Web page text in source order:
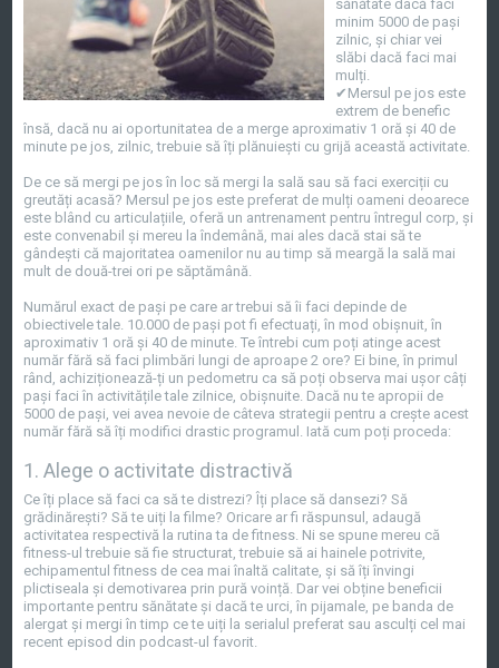
sănătate dacă faci
minim 5000 de pași
zilnic, și chiar vei
slăbi dacă faci mai
mulți.
✔Mersul pe jos este
extrem de benefic
însă, dacă nu ai oportunitatea de a merge aproximativ 1 oră și 40 de
minute pe jos, zilnic, trebuie să îți plănuiești cu grijă această activitate.
De ce să mergi pe jos în loc să mergi la sală sau să faci exerciții cu
greutăți acasă? Mersul pe jos este preferat de mulți oameni deoarece
este blând cu articulațiile, oferă un antrenament pentru întregul corp, și
este convenabil și mereu la îndemână, mai ales dacă stai să te
gândești că majoritatea oamenilor nu au timp să meargă la sală mai
mult de două-trei ori pe săptămână.
Numărul exact de pași pe care ar trebui să îi faci depinde de
obiectivele tale. 10.000 de pași pot fi efectuați, în mod obișnuit, în
aproximativ 1 oră și 40 de minute. Te întrebi cum poți atinge acest
număr fără să faci plimbări lungi de aproape 2 ore? Ei bine, în primul
rând, achiziționează-ți un pedometru ca să poți observa mai ușor câți
pași faci în activitățile tale zilnice, obișnuite. Dacă nu te apropii de
5000 de pași, vei avea nevoie de câteva strategii pentru a crește acest
număr fără să îți modifici drastic programul. Iată cum poți proceda:
1. Alege o activitate distractivă
Ce îți place să faci ca să te distrezi? Îți place să dansezi? Să
grădinărești? Să te uiți la filme? Oricare ar fi răspunsul, adaugă
activitatea respectivă la rutina ta de fitness. Ni se spune mereu că
fitness-ul trebuie să fie structurat, trebuie să ai hainele potrivite,
echipamentul fitness de cea mai înaltă calitate, și să îți învingi
plictiseala și demotivarea prin pură voință. Dar vei obține beneficii
importante pentru sănătate și dacă te urci, în pijamale, pe banda de
alergat și mergi în timp ce te uiți la serialul preferat sau asculți cel mai
recent episod din podcast-ul favorit.